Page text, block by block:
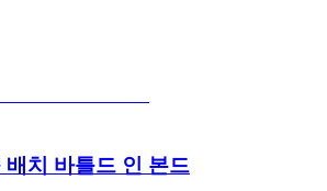
치 바틀드 인 본드